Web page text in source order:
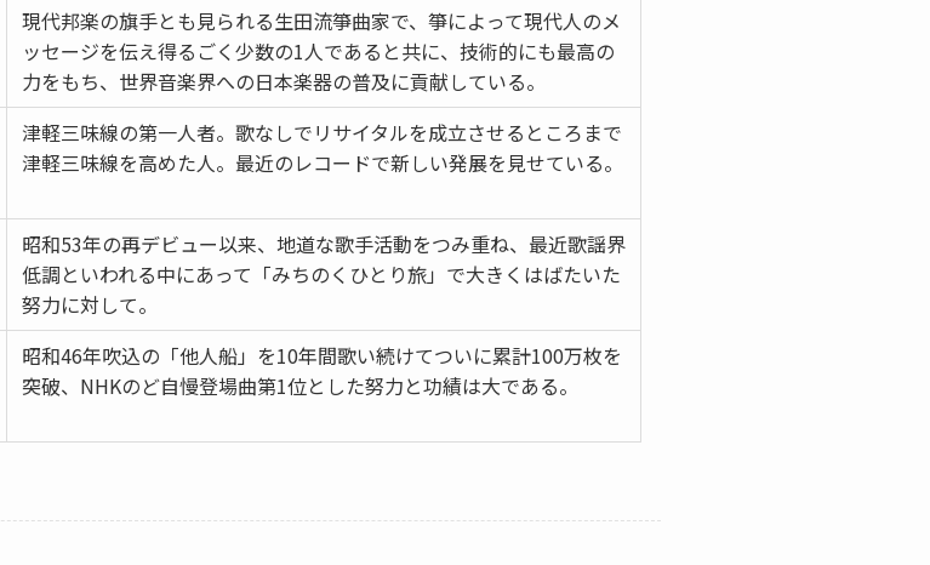
現代邦楽の旗手とも見られる生田流箏曲家で、箏によって現代人のメ
ッセージを伝え得るごく少数の1人であると共に、技術的にも最高の
力をもち、世界音楽界への日本楽器の普及に貢献している。
津軽三味線の第一人者。歌なしでリサイタルを成立させるところまで
津軽三味線を高めた人。最近のレコードで新しい発展を見せている。
昭和53年の再デビュー以来、地道な歌手活動をつみ重ね、最近歌謡界
低調といわれる中にあって「みちのくひとり旅」で大きくはばたいた
努力に対して。
昭和46年吹込の「他人船」を10年間歌い続けてついに累計100万枚を
突破、NHKのど自慢登場曲第1位とした努力と功績は大である。